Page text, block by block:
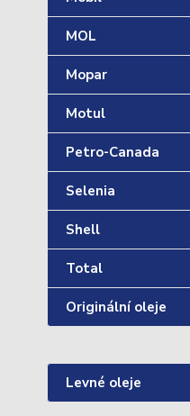
MOL
Mopar
Motul
Petro-Canada
Selenia
Shell
Total
Originální oleje
Levné oleje